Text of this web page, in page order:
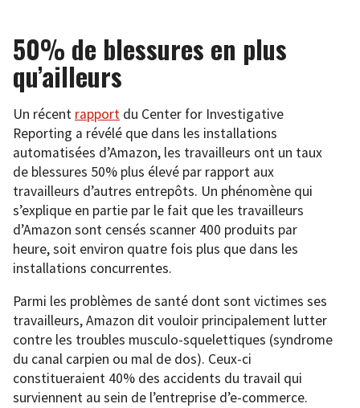
50% de blessures en plus
qu’ailleurs
Un récent rapport du Center for Investigative
Reporting a révélé que dans les installations
automatisées d’Amazon, les travailleurs ont un taux
de blessures 50% plus élevé par rapport aux
travailleurs d’autres entrepôts. Un phénomène qui
s’explique en partie par le fait que les travailleurs
d’Amazon sont censés scanner 400 produits par
heure, soit environ quatre fois plus que dans les
installations concurrentes.
Parmi les problèmes de santé dont sont victimes ses
travailleurs, Amazon dit vouloir principalement lutter
contre les troubles musculo-squelettiques (syndrome
du canal carpien ou mal de dos). Ceux-ci
constitueraient 40% des accidents du travail qui
surviennent au sein de l’entreprise d’e-commerce.